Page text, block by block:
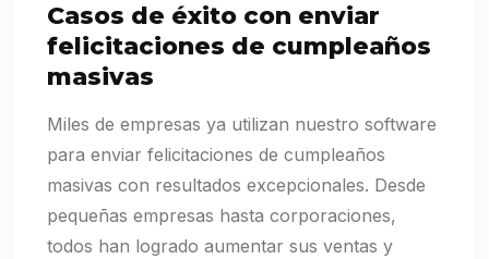
Casos de éxito con enviar
felicitaciones de cumpleaños
masivas
Miles de empresas ya utilizan nuestro software
para enviar felicitaciones de cumpleaños
masivas con resultados excepcionales. Desde
pequeñas empresas hasta corporaciones,
todos han logrado aumentar sus ventas y